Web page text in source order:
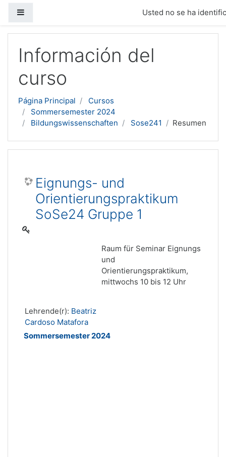
Usted no se ha
Información del
curso
Página Principal
Cursos
Sommersemester 2024
Bildungswissenschaften
Sose241 Resumen
Eignungs- und
Orientierungspraktikum
SoSe24 Gruppe 1
Raum für Seminar Eignungs
und
Orientierungspraktikum,
mittwochs 10 bis 12 Uhr
Lehrende(r): Beatriz
Cardoso Matafora
Sommersemester 2024